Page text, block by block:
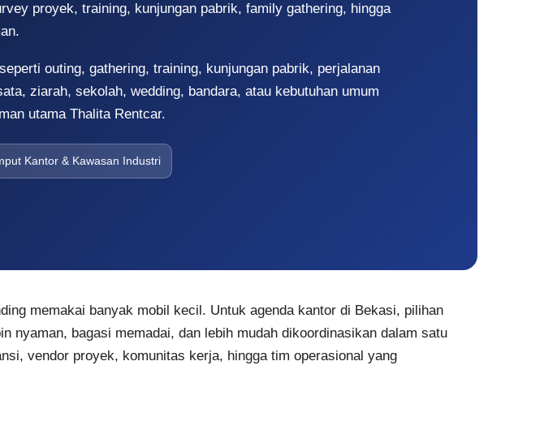
proyek, training, kunjungan pabrik, family gathering, hingga
outing, gathering, training, kunjungan pabrik, perjalanan
ziarah, sekolah, wedding, bandara, atau kebutuhan umum
utama Thalita Rentcar.
Kantor & Kawasan Industri
memakai banyak mobil kecil. Untuk agenda kantor di Bekasi, pilihan
bagasi memadai, dan lebih mudah dikoordinasikan dalam satu
vendor proyek, komunitas kerja, hingga tim operasional yang